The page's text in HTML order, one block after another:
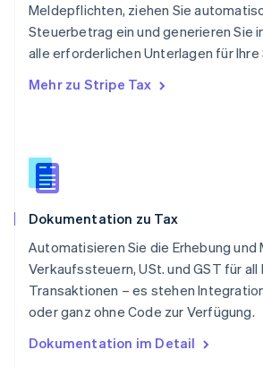
Meldepflichten, ziehen Sie
Steuerbetrag ein und generieren Sie
alle erforderlichen Unterlagen für
Mehr zu Stripe Tax
Dokumentation zu Tax
Automatisieren Sie die Erhebung und
Verkaufssteuern, USt. und GST für all
Transaktionen – es stehen
oder ganz ohne Code zur Verfügung.
Dokumentation im Detail
Schweiz
DeutschFrançaisItalianoEnglish
Singapur
Slowakei
Sonderverwaltungsregion
China
Spanien
EspañolEnglish
Thailand
Tschechische Republik
English
English